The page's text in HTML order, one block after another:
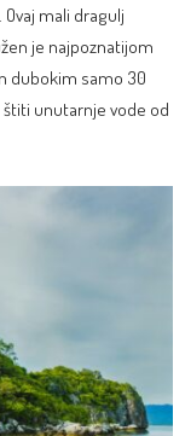
. Ovaj mali dragulj
je najpoznatijom
dubokim samo 30
unutarnje vode od